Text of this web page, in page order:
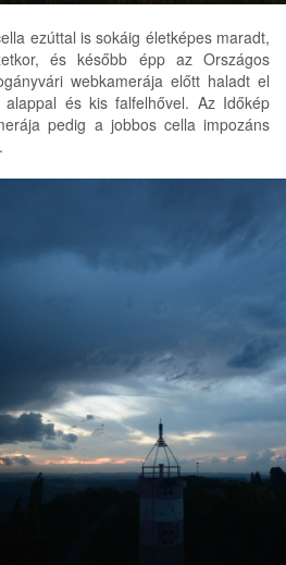
ezúttal is sokáig életképes maradt,
és később épp az Országos
webkamerája előtt haladt el
és kis falfelhővel. Az Időkép
pedig a jobbos cella impozáns